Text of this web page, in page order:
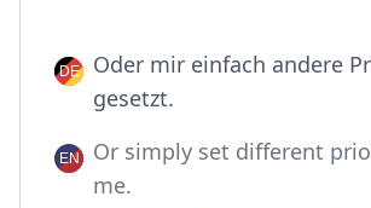
Oder mir einfach andere
gesetzt.
Or simply set different
me.